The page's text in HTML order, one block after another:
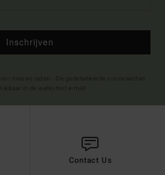
Inschrijven
Contact Us